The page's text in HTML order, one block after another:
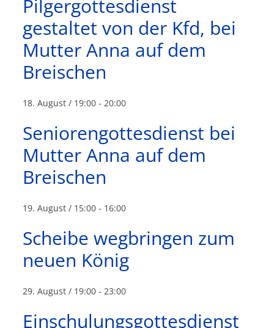
Pilgergottesdienst
gestaltet von der Kfd, bei
Mutter Anna auf dem
Breischen
18. August / 19:00 - 20:00
Seniorengottesdienst bei
Mutter Anna auf dem
Breischen
19. August / 15:00 - 16:00
Scheibe wegbringen zum
neuen König
29. August / 19:00 - 23:00
Einschulungsgottesdienst